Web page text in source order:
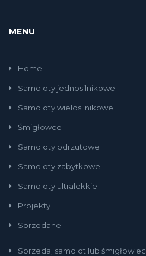
MENU
Home
Samoloty jednosilnikowe
Samoloty wielosilnikowe
Śmigłowce
Samoloty odrzutowe
Samoloty zabytkowe
Samoloty ultralekkie
Projekty
Sprzedane
Sprzedaj samolot lub śmigłowiec